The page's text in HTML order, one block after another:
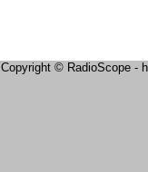
Copyright © RadioScope -